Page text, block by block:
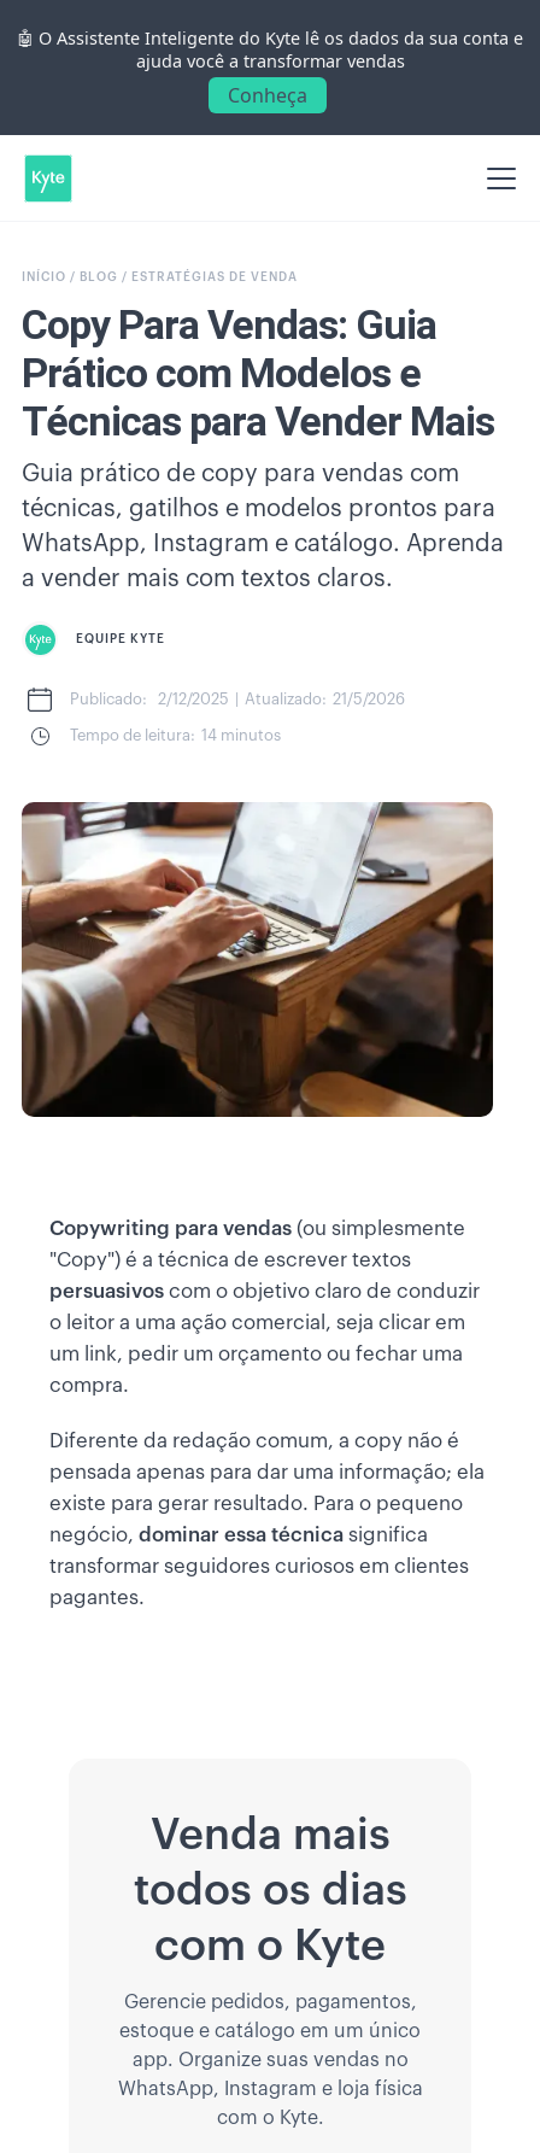
🤖 O Assistente Inteligente do Kyte lê os dados da sua conta e
ajuda você a transformar vendas
Conheça
INÍCIO / BLOG / ESTRATÉGIAS DE VENDA
Copy Para Vendas: Guia
Prático com Modelos e
Técnicas para Vender Mais
Guia prático de copy para vendas com
técnicas, gatilhos e modelos prontos para
WhatsApp, Instagram e catálogo. Aprenda
a vender mais com textos claros.
EQUIPE KYTE
Publicado: 2/12/2025 Atualizado: 21/5/2026
Tempo de leitura: 14 minutos
Copywriting para vendas (ou simplesmente
"Copy") é a técnica de escrever textos
persuasivos com o objetivo claro de conduzir
o leitor a uma ação comercial, seja clicar em
um link, pedir um orçamento ou fechar uma
compra.
Diferente da redação comum, a copy não é
pensada apenas para dar uma informação; ela
existe para gerar resultado. Para o pequeno
negócio, dominar essa técnica significa
transformar seguidores curiosos em clientes
pagantes.
Venda mais
todos os dias
com o Kyte
Gerencie pedidos, pagamentos,
estoque e catálogo em um único
app. Organize suas vendas no
WhatsApp, Instagram e loja física
com o Kyte.